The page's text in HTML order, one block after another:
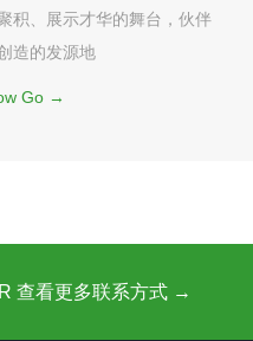
积、展示才华的舞台，伙伴
造的发源地
Go →
查看更多联系方式 →